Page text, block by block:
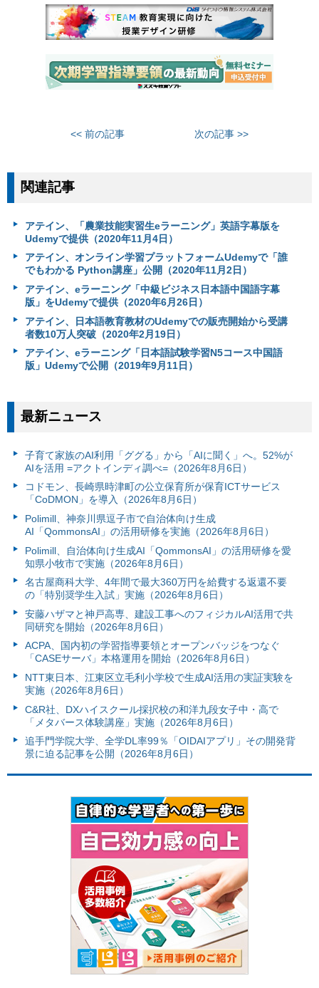
<< 前の記事 次の記事 >>
関連記事
アテイン、「農業技能実習生eラーニング」英語字幕版を
Udemyで提供（2020年11月4日）
アテイン、オンライン学習プラットフォームUdemyで「誰
でもわかる Python講座」公開（2020年11月2日）
アテイン、eラーニング「中級ビジネス日本語中国語字幕
版」をUdemyで提供（2020年6月26日）
アテイン、日本語教育教材のUdemyでの販売開始から受講
者数10万人突破（2020年2月19日）
アテイン、eラーニング「日本語試験学習N5コース中国語
版」Udemyで公開（2019年9月11日）
最新ニュース
子育て家族のAI利用「ググる」から「AIに聞く」へ。52%が
AIを活用 =アクトインディ調べ=（2026年8月6日）
コドモン、長崎県時津町の公立保育所が保育ICTサービス
「CoDMON」を導入（2026年8月6日）
Polimill、神奈川県逗子市で自治体向け生成
AI「QommonsAI」の活用研修を実施（2026年8月6日）
Polimill、自治体向け生成AI「QommonsAI」の活用研修を愛
知県小牧市で実施（2026年8月6日）
名古屋商科大学、4年間で最大360万円を給費する返還不要
の「特別奨学生入試」実施（2026年8月6日）
安藤ハザマと神戸高専、建設工事へのフィジカルAI活用で共
同研究を開始（2026年8月6日）
ACPA、国内初の学習指導要領とオープンバッジをつなぐ
「CASEサーバ」本格運用を開始（2026年8月6日）
NTT東日本、江東区立毛利小学校で生成AI活用の実証実験を
実施（2026年8月6日）
C&R社、DXハイスクール採択校の和洋九段女子中・高で
「メタバース体験講座」実施（2026年8月6日）
追手門学院大学、全学DL率99％「OIDAIアプリ」その開発背
景に迫る記事を公開（2026年8月6日）